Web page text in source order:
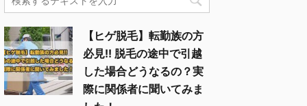
【ヒゲ脱毛】転勤族の方
必見!! 脱毛の途中で引越
した場合どうなるの？実
際に関係者に聞いてみま